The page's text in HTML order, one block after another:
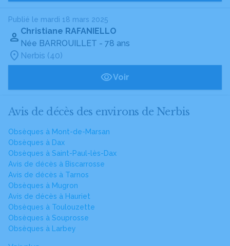
Publié le mardi 18 mars 2025
Christiane RAFANIELLO
Née BARROUILLET - 78 ans
Nerbis (40)
Voir
Avis de décès des environs de Nerbis
Obsèques à Mont-de-Marsan
Obsèques à Dax
Obsèques à Saint-Paul-lès-Dax
Avis de décès à Biscarrosse
Avis de décès à Tarnos
Obsèques à Mugron
Avis de décès à Hauriet
Obsèques à Toulouzette
Obsèques à Souprosse
Obsèques à Larbey